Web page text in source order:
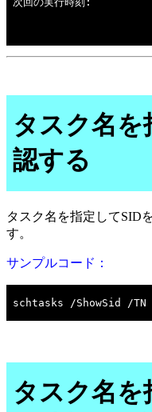
タスク名を
認する
タスク名を指定してSID
す。
サンプルコード：
タスク名を